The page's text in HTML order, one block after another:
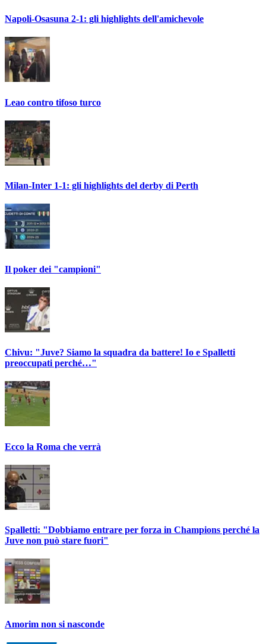
Napoli-Osasuna 2-1: gli highlights dell'amichevole
Leao contro tifoso turco
Milan-Inter 1-1: gli highlights del derby di Perth
Il poker dei "campioni"
Chivu: "Juve? Siamo la squadra da battere! Io e Spalletti
preoccupati perché…"
Ecco la Roma che verrà
Spalletti: "Dobbiamo entrare per forza in Champions perché la
Juve non può stare fuori"
Amorim non si nasconde